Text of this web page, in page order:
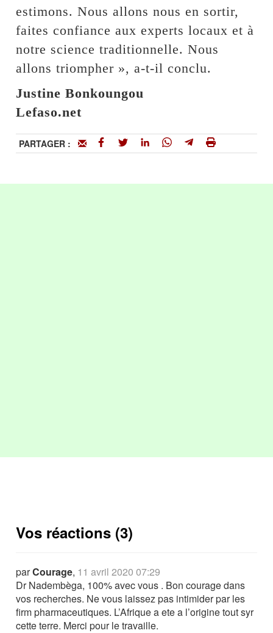
estimons. Nous allons nous en sortir,
faites confiance aux experts locaux et à
notre science traditionnelle. Nous
allons triompher », a-t-il conclu.
Justine Bonkoungou
Lefaso.net
PARTAGER :
Vos réactions (3)
parCourage, 11 avril 2020 07:29
Dr Nadembèga, 100% avec vous . Bon courage dans
vos recherches. Ne vous laissez pas intimider par les
firm pharmaceutiques. L’Afrique a ete a l’origine tout syr
cette terre. Merci pour le travaille.